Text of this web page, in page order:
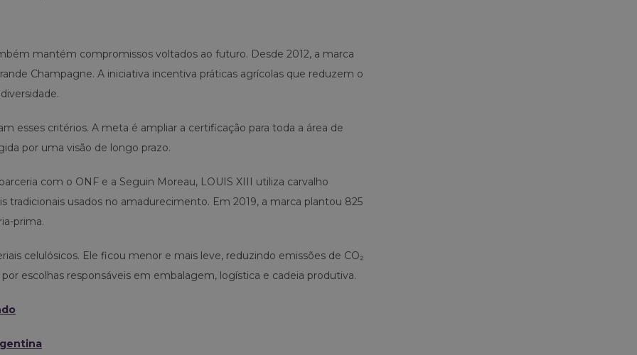
mantém compromissos voltados ao futuro. Desde 2012, a marca
Champagne. A iniciativa incentiva práticas agrícolas que reduzem o
esses critérios. A meta é ampliar a certificação para toda a área de
por uma visão de longo prazo.
com o ONF e a Seguin Moreau, LOUIS XIII utiliza carvalho
tradicionais usados no amadurecimento. Em 2019, a marca plantou 825
prima.
celulósicos. Ele ficou menor e mais leve, reduzindo emissões de CO₂
escolhas responsáveis em embalagem, logística e cadeia produtiva.